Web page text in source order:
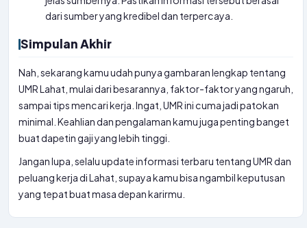
dari sumber yang kredibel dan terpercaya.
Simpulan Akhir
Nah, sekarang kamu udah punya gambaran lengkap tentang
UMR Lahat, mulai dari besarannya, faktor-faktor yang ngaruh,
sampai tips mencari kerja. Ingat, UMR ini cuma jadi patokan
minimal. Keahlian dan pengalaman kamu juga penting banget
buat dapetin gaji yang lebih tinggi.
Jangan lupa, selalu update informasi terbaru tentang UMR dan
peluang kerja di Lahat, supaya kamu bisa ngambil keputusan
yang tepat buat masa depan karirmu.